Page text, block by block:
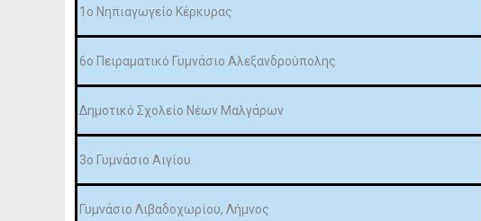
1ο Νηπιαγωγείο Κέρκυρας
6ο Πειραματικό Γυμνάσιο Αλεξανδρούπολης
Δημοτικό Σχολείο Νέων Μαλγάρων
3ο Γυμνάσιο Αιγίου
Γυμνάσιο Λιβαδοχωρίου, Λήμνος